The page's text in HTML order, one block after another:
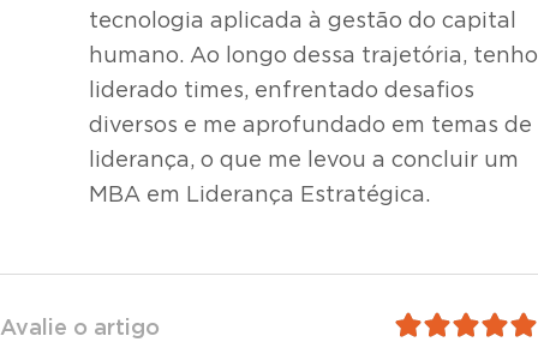
tecnologia aplicada à gestão do capital
humano. Ao longo dessa trajetória, tenho
liderado times, enfrentado desafios
diversos e me aprofundado em temas de
liderança, o que me levou a concluir um
MBA em Liderança Estratégica.
Avalie o artigo